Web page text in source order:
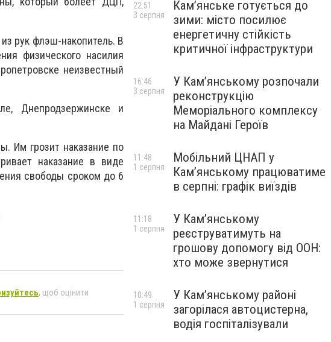
рук флэш-накопитель. В
физического насилия
неизвестный
Днепродзержинске и
Им грозит наказание по
наказание в виде
свободы сроком до 6
, щоб оцінити
Кам’янське готується до
зими: місто посилює
енергетичну стійкість
критичної інфраструктури
22:51
3 серпня
У Кам’янському розпочали
реконструкцію
Меморіального комплексу
на Майдані Героїв
16:46
3 серпня
Мобільний ЦНАП у
Кам’янському працюватиме
в серпні: графік виїздів
11:48
1 серпня
У Кам’янському
реєструватимуть на
грошову допомогу від ООН:
хто може звернутися
11:18
1 серпня
У Кам’янському районі
загорілася автоцистерна,
водія госпіталізували
10:49
1 серпня